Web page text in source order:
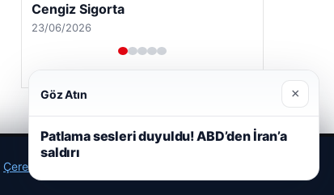
Cengiz Sigorta
23/06/2026
Çerez Politikamız
Göz Atın ×
Patlama sesleri duyuldu! ABD’den İran’a
saldırı